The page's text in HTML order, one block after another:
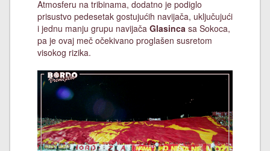
Atmosferu na tribinama, dodatno je podiglo
prisustvo pedesetak gostujućih navijača, uključujući
i jednu manju grupu navijača Glasinca sa Sokoca,
pa je ovaj meč očekivano proglašen susretom
visokog rizika.